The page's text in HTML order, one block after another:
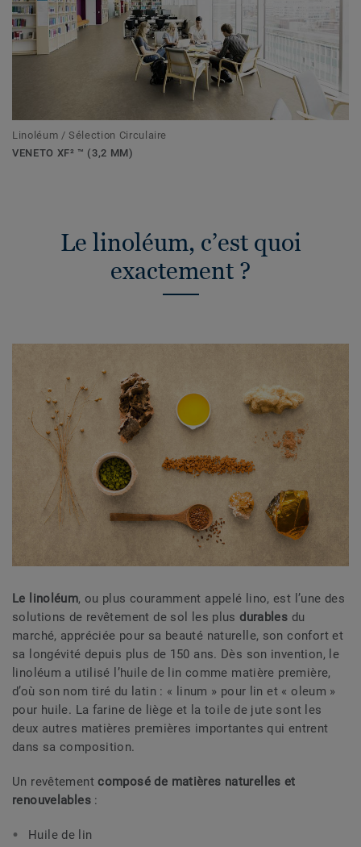
Linoléum / Sélection Circulaire
VENETO XF² ™ (3,2 MM)
Le linoléum, c’est quoi
exactement ?
Le linoléum, ou plus couramment appelé lino, est l’une des
solutions de revêtement de sol les plus durables du
marché, appréciée pour sa beauté naturelle, son confort et
sa longévité depuis plus de 150 ans. Dès son invention, le
linoléum a utilisé l’huile de lin comme matière première,
d’où son nom tiré du latin : « linum » pour lin et « oleum »
pour huile. La farine de liège et la toile de jute sont les
deux autres matières premières importantes qui entrent
dans sa composition.
Un revêtementcomposé de matières naturelles et
renouvelables:
Huile de lin